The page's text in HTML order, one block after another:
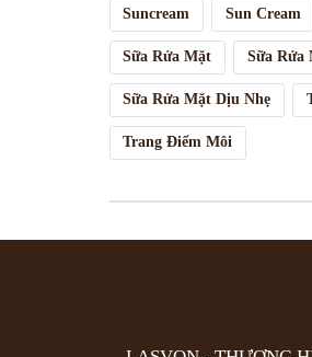
Suncream Sun Cream
Sữa Rửa Mặt Sữa Rửa
Sữa Rửa Mặt Dịu Nhẹ
Trang Điểm Môi